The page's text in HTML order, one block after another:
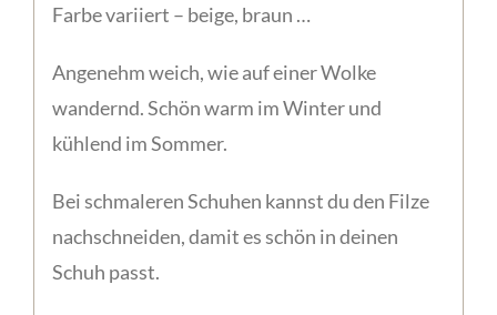
Farbe variiert – beige, braun …
Angenehm weich, wie auf einer Wolke
wandernd. Schön warm im Winter und
kühlend im Sommer.
Bei schmaleren Schuhen kannst du den Filze
nachschneiden, damit es schön in deinen
Schuh passt.